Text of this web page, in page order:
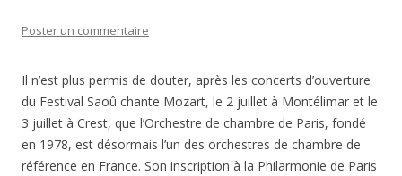
Poster un commentaire
Il n’est plus permis de douter, après les concerts d’ouverture
du Festival Saoû chante Mozart, le 2 juillet à Montélimar et le
3 juillet à Crest, que l’Orchestre de chambre de Paris, fondé
en 1978, est désormais l’un des orchestres de chambre de
référence en France. Son inscription à la Philarmonie de Paris